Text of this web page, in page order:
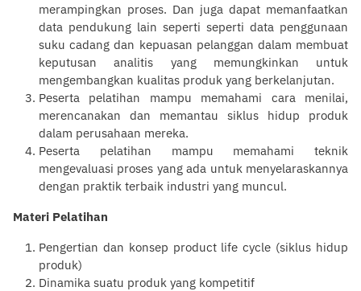
merampingkan proses. Dan juga dapat memanfaatkan
data pendukung lain seperti seperti data penggunaan
suku cadang dan kepuasan pelanggan dalam membuat
keputusan analitis yang memungkinkan untuk
mengembangkan kualitas produk yang berkelanjutan.
Peserta pelatihan mampu memahami cara menilai,
merencanakan dan memantau siklus hidup produk
dalam perusahaan mereka.
Peserta pelatihan mampu memahami teknik
mengevaluasi proses yang ada untuk menyelaraskannya
dengan praktik terbaik industri yang muncul.
Materi Pelatihan
Pengertian dan konsep product life cycle (siklus hidup
produk)
Dinamika suatu produk yang kompetitif